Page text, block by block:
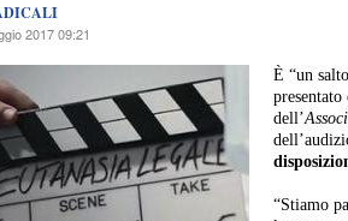
2017 09:21
È “un
dell’
“Stiamo